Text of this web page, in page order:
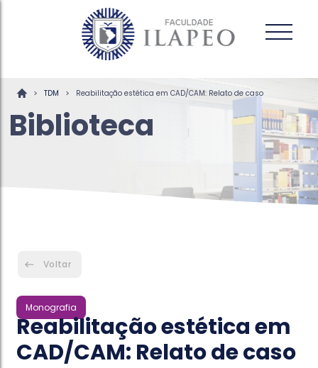
> TDM > Reabilitação estética em CAD/CAM: Relato de caso
Biblioteca
Voltar
Monografia
Reabilitação estética em
CAD/CAM: Relato de caso